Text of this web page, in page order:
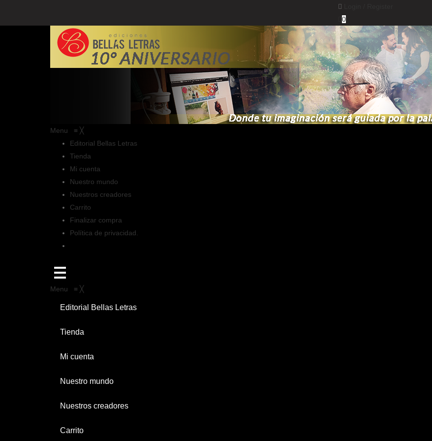
0
Menu ≡ ╳
Editorial Bellas Letras
Tienda
Mi cuenta
Nuestro mundo
Nuestros creadores
Carrito
Finalizar compra
Política de privacidad.
Menu ≡ ╳
Editorial Bellas Letras
Tienda
Mi cuenta
Nuestro mundo
Nuestros creadores
Carrito